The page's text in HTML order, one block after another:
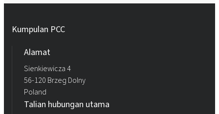
Kumpulan PCC
Alamat
Sienkiewicza 4
56-120 Brzeg Dolny
Poland
Talian hubungan utama